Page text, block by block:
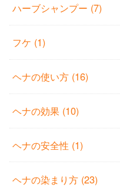
ハーブシャンプー (7)
フケ (1)
ヘナの使い方 (16)
ヘナの効果 (10)
ヘナの安全性 (1)
ヘナの染まり方 (23)